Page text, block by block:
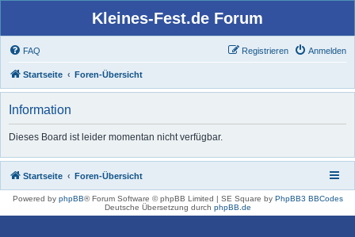
Kleines-Fest.de Forum
FAQ Anmelden
Registrieren
Startseite Foren-Übersicht
Information
Dieses Board ist leider momentan nicht verfügbar.
Startseite Foren-Übersicht
Powered by phpBB® Forum Software © phpBB Limited | SE Square by PhpBB3 BBCodes
Deutsche Übersetzung durch phpBB.de